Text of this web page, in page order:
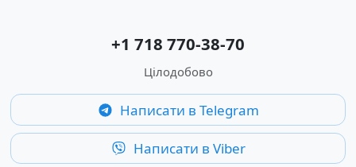
+1 718 770-38-70
Цілодобово
Написати в Telegram
Написати в Viber